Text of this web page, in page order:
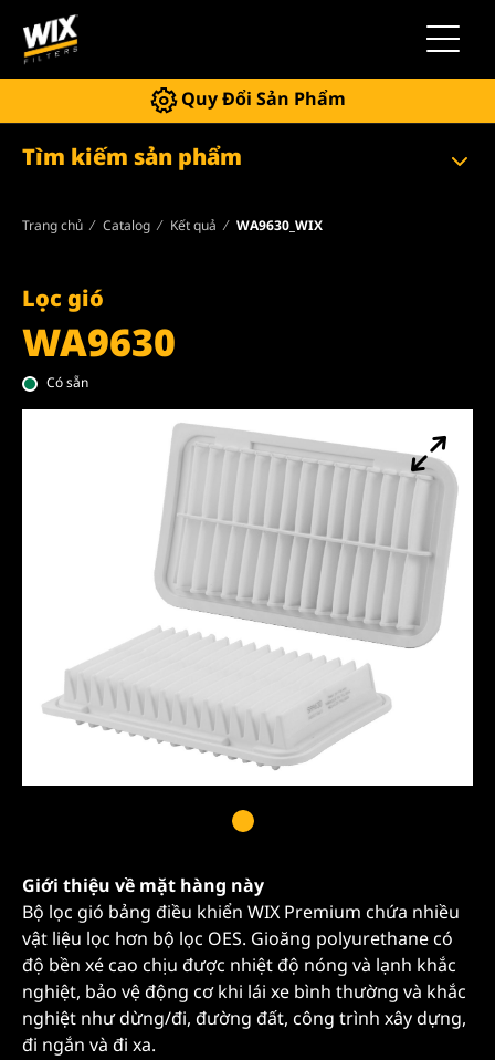
Quy Đổi Sản Phẩm
Tìm kiếm sản phẩm
Trang chủ Catalog Kết quả WA9630_WIX
Lọc gió
WA9630
Có sẵn
Giới thiệu về mặt hàng này
Bộ lọc gió bảng điều khiển WIX Premium chứa nhiều
vật liệu lọc hơn bộ lọc OES. Gioăng polyurethane có
độ bền xé cao chịu được nhiệt độ nóng và lạnh khắc
nghiệt, bảo vệ động cơ khi lái xe bình thường và khắc
nghiệt như dừng/đi, đường đất, công trình xây dựng,
đi ngắn và đi xa.